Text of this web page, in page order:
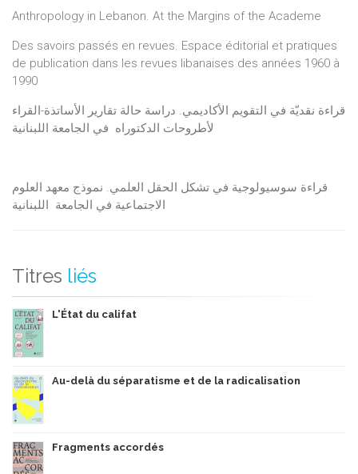
Anthropology in Lebanon. At the Margins of the Academe
Des savoirs passés en revues. Espace éditorial et pratiques
de publication dans les revues libanaises des années 1960 à
1990
قراءة نقديّة في التقويم الأكاديمي. دراسة حالة تقارير الأساتذة-القراء
لأطروحات الدكتوراه في الجامعة اللبنانية
قراءة سوسيولوجية في تشكل الحقل العلمي. نموذج معهد العلوم
الاجتماعية في الجامعة اللبنانية
Titres liés
L'État du califat
Au-delà du séparatisme et de la radicalisation
Fragments accordés